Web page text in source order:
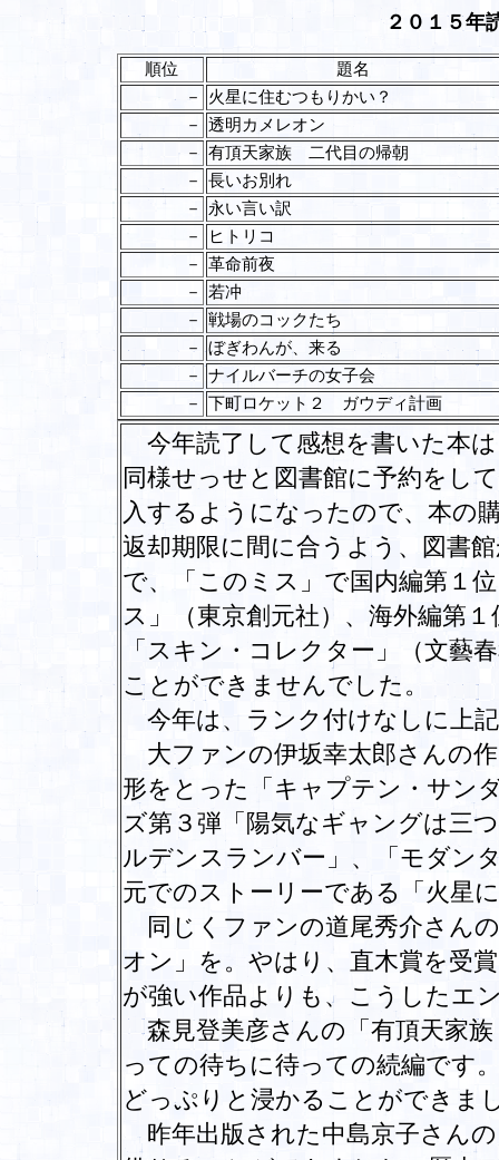
２０１５年
順位
題名
－
火星に住むつもりかい？
－
透明カメレオン
－ 有頂天家族 二代目の帰朝
－
長いお別れ
－
永い言い訳
－
ヒトリコ
－
革命前夜
－
若冲
－
戦場のコックたち
－
ぼぎわんが、来る
－
ナイルバーチの女子会
－
下町ロケット２ ガウディ計画
今年読了して感想を書いた本
同様せっせと図書館に予約をし
入するようになったので、本の
返却期限に間に合うよう、図書
で、「このミス」で国内編第１
ス」（東京創元社）、海外編第
「スキン・コレクター」（文藝
ことができませんでした。
今年は、ランク付けなしに上
大ファンの伊坂幸太郎さんの
形をとった「キャプテン・サン
ズ第３弾「陽気なギャングは三
ルデンスランバー」、「モダン
元でのストーリーである「火星
同じくファンの道尾秀介さん
オン」を。やはり、直木賞を受
が強い作品よりも、こうしたエ
森見登美彦さんの「有頂天家
っての待ちに待っての続編です
どっぷりと浸かることができま
昨年出版された中島京子さん